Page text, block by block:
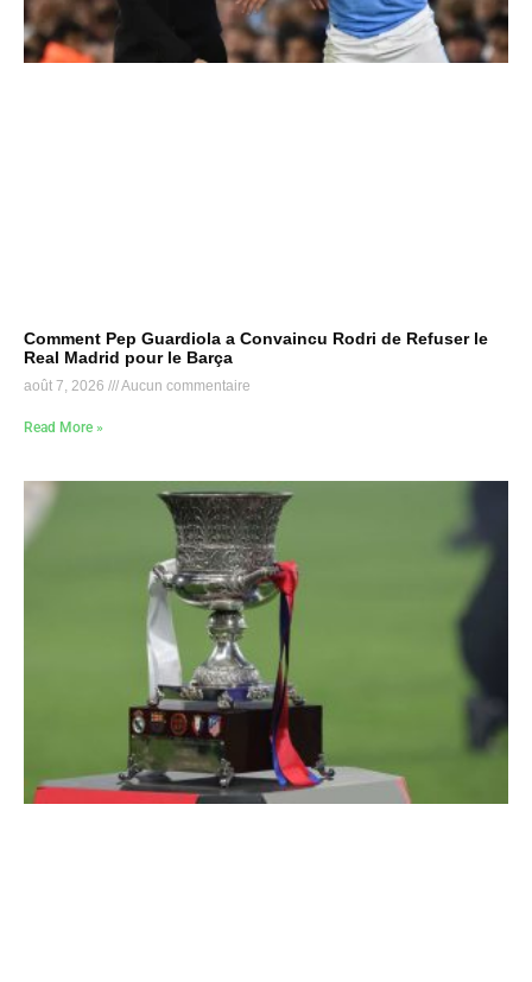
Comment Pep Guardiola a Convaincu Rodri de Refuser le
Real Madrid pour le Barça
août 7, 2026 Aucun commentaire
Read More »